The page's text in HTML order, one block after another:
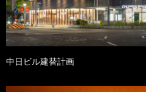
中日ビル建替計画